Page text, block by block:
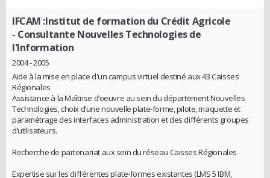
IFCAM :Institut de formation du Crédit Agricole
- Consultante Nouvelles Technologies de
l'Information
2004 - 2005
Aide à la mise en place d'un campus virtuel destiné aux 43 Caisses
Régionales
Assistance à la Maîtrise d’oeuvre au sein du département Nouvelles
Technologies, choix d’une nouvelle plate-forme, pilote, maquette et
paramétrage des interfaces administration et des différents groupes
d’utilisateurs.
Recherche de partenariat aux sein du réseau Caisses Régionales
Expertise sur les différentes plate-formes existantes (LMS 5 IBM,